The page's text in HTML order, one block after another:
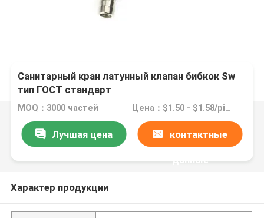
Санитарный кран латунный клапан бибкок Sw
тип ГОСТ стандарт
MOQ：3000 частей Цена：$1.50 - $1.58/pieces
Лучшая цена контактные
данные
Характер продукции